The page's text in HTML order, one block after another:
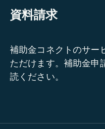
資料請求
補助金コネクトのサー
ただけます。補助金申
読ください。